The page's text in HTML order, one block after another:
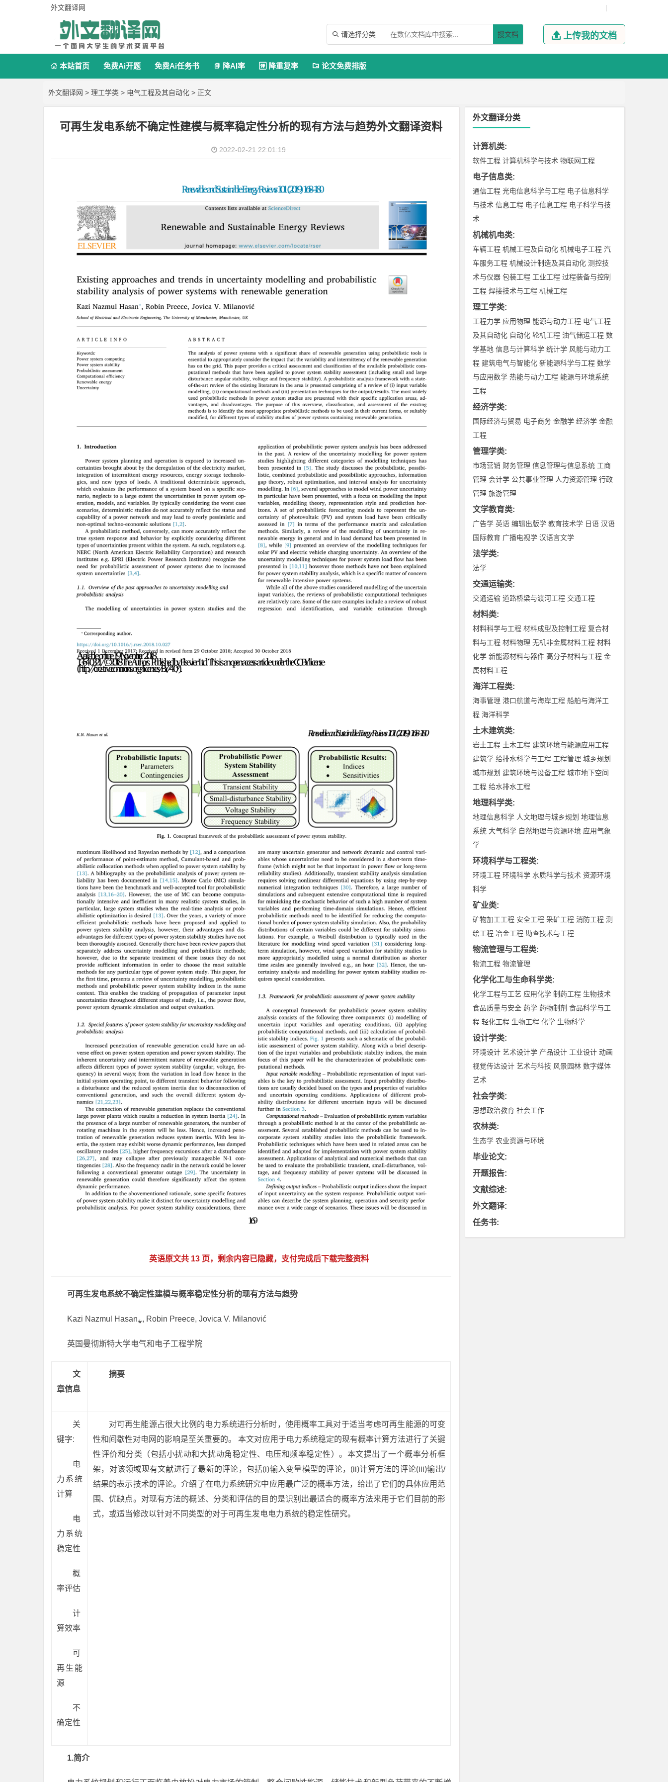
外文翻译网 |
 请选择分类 搜文档  上传我的文档
 本站首页 免费Ai开题 免费Ai任务书  降AI率  降重复率  论文免费排版
外文翻译网 > 理工学类 > 电气工程及其自动化 > 正文
可再生发电系统不确定性建模与概率稳定性分析的现有方法与趋势外文翻译资料
2022-02-21 22:01:19
英语原文共 13 页，剩余内容已隐藏，支付完成后下载完整资料
可再生发电系统不确定性建模与概率稳定性分析的现有方法与趋势
Kazi Nazmul Hasan⁎, Robin Preece, Jovica V. Milanović
英国曼彻斯特大学电气和电子工程学院
文
章信息
摘要
关
键字:
电
力系统
计算
电
力系统
稳定性
概
率评估
计
算效率
可
再生能
源
不
确定性
对可再生能源占很大比例的电力系统进行分析时，使用概率工具对于适当考虑可再生能源的可变
性和间歇性对电网的影响是至关重要的。 本文对应用于电力系统稳定的现有概率计算方法进行了关键
性评价和分类（包括小扰动和大扰动角稳定性、电压和频率稳定性）。本文提出了一个概率分析框
架，对该领域现有文献进行了最新的评论，包括(i)输入变量模型的评论，(ii)计算方法的评论(iii)输出/
结果的表示技术的评论。介绍了在电力系统研究中应用最广泛的概率方法，给出了它们的具体应用范
围、优缺点。对现有方法的概述、分类和评估的目的是识别出最适合的概率方法来用于它们目前的形
式，或适当修改以针对不同类型的对于可再生发电电力系统的稳定性研究。
1.简介
外文翻译分类
计算机类:
软件工程 计算机科学与技术 物联网工程
电子信息类:
通信工程 光电信息科学与工程 电子信息科学
与技术 信息工程 电子信息工程 电子科学与技
术
机械机电类:
车辆工程 机械工程及自动化 机械电子工程 汽
车服务工程 机械设计制造及其自动化 测控技
术与仪器 包装工程 工业工程 过程装备与控制
工程 焊接技术与工程 机械工程
理工学类:
工程力学 应用物理 能源与动力工程 电气工程
及其自动化 自动化 轮机工程 油气储运工程 数
学基地 信息与计算科学 统计学 风能与动力工
程 建筑电气与智能化 新能源科学与工程 数学
与应用数学 热能与动力工程 能源与环境系统
工程
经济学类:
国际经济与贸易 电子商务 金融学 经济学 金融
工程
管理学类:
市场营销 财务管理 信息管理与信息系统 工商
管理 会计学 公共事业管理 人力资源管理 行政
管理 旅游管理
文学教育类:
广告学 英语 编辑出版学 教育技术学 日语 汉语
国际教育 广播电视学 汉语言文学
法学类:
法学
交通运输类:
交通运输 道路桥梁与渡河工程 交通工程
材料类:
材料科学与工程 材料成型及控制工程 复合材
料与工程 材料物理 无机非金属材料工程 材料
化学 新能源材料与器件 高分子材料与工程 金
属材料工程
海洋工程类:
海事管理 港口航道与海岸工程 船舶与海洋工
程 海洋科学
土木建筑类:
岩土工程 土木工程 建筑环境与能源应用工程
建筑学 给排水科学与工程 工程管理 城乡规划
城市规划 建筑环境与设备工程 城市地下空间
工程 给水排水工程
地理科学类:
地理信息科学 人文地理与城乡规划 地理信息
系统 大气科学 自然地理与资源环境 应用气象
学
环境科学与工程类:
环境工程 环境科学 水质科学与技术 资源环境
科学
矿业类:
矿物加工工程 安全工程 采矿工程 消防工程 测
绘工程 冶金工程 勘查技术与工程
物流管理与工程类:
物流工程 物流管理
化学化工与生命科学类:
化学工程与工艺 应用化学 制药工程 生物技术
食品质量与安全 药学 药物制剂 食品科学与工
程 轻化工程 生物工程 化学 生物科学
设计学类:
环境设计 艺术设计学 产品设计 工业设计 动画
视觉传达设计 艺术与科技 风景园林 数字媒体
艺术
社会学类:
思想政治教育 社会工作
农林类:
生态学 农业资源与环境
毕业论文:
开题报告:
文献综述:
外文翻译:
任务书: